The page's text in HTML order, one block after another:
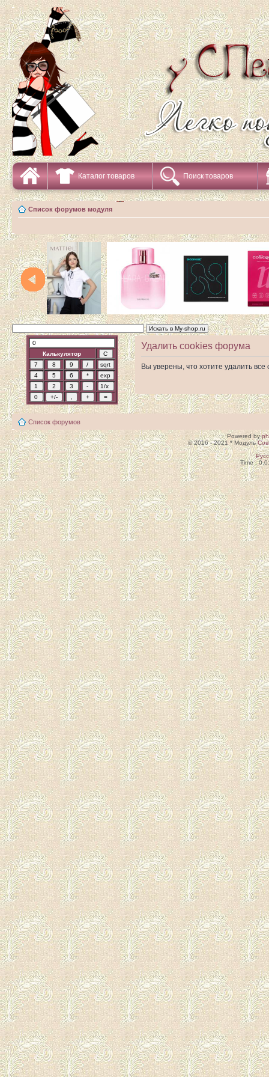
Каталог товаров Поиск товаров
Список форумов модуля
Калькулятор
Удалить cookies форума
Вы уверены, что хотите удалить
Список форумов
Powered by
© 2016 - 2021 * Модуль
Time :